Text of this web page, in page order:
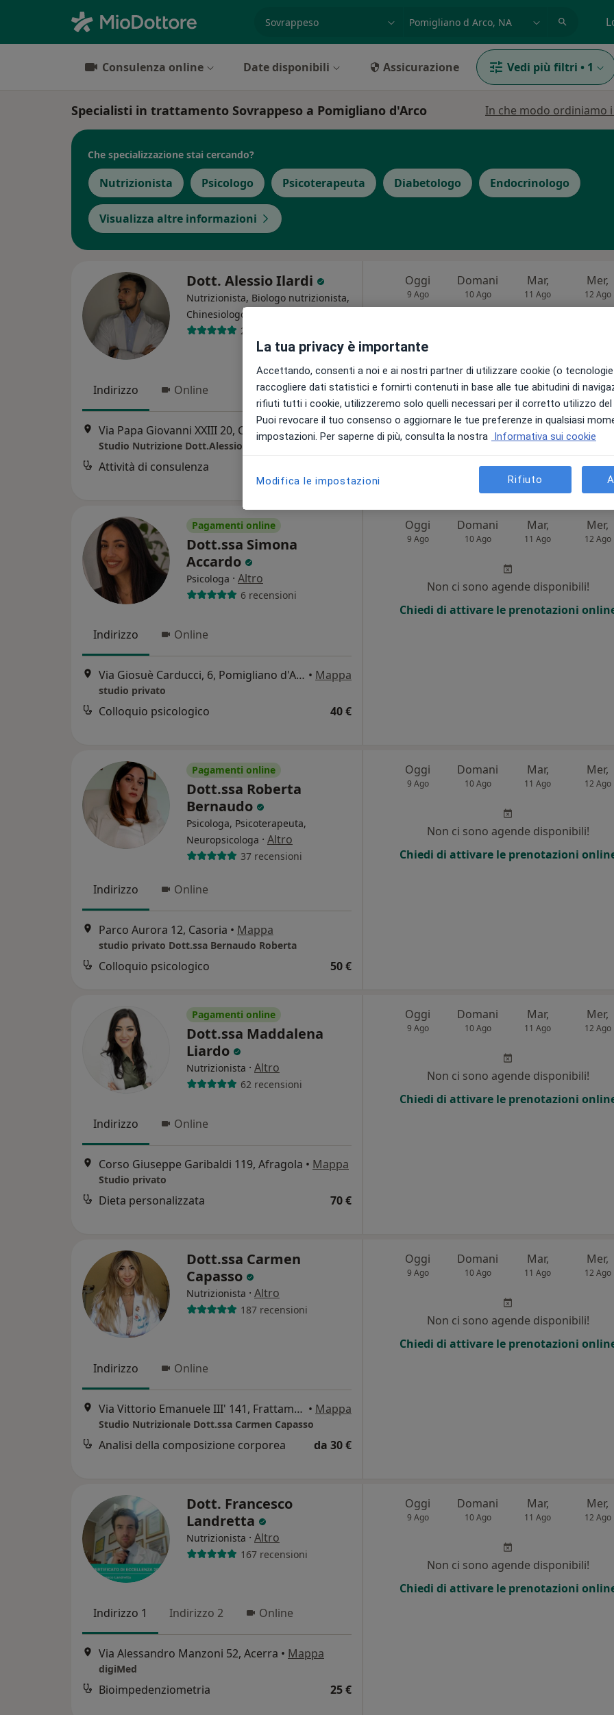
Consulenza online Date disponibili Assicurazione Vedi più filtri • 1
Specialisti in trattamento Sovrappeso a Pomigliano d'Arco In che modo ordiniamo
Che specializzazione stai cercando?
Nutrizionista Psicologo Psicoterapeuta Diabetologo Endocrinologo
Visualizza altre informazioni
Dott. Alessio Ilardi
Nutrizionista, Biologo nutrizionista,
Chinesiologo
21 recensioni
Indirizzo Online
Via Papa Giovanni XXIII 20, Casoria Mappa
Studio Nutrizione Dott.Alessio Ilardi
Attività di consulenza
Oggi
9 Ago
Domani
10 Ago
Mar,
11 Ago
Mer,
12 Ago
Non ci sono agende disponibili!
Chiedi di attivare le prenotazioni online
Pagamenti online
Dott.ssa Simona
Accardo
Psicologa · Altro
6 recensioni
Indirizzo Online
Via Giosuè Carducci, 6, Pomigliano d'Arco • Mappa
studio privato
Colloquio psicologico 40 €
Oggi
9 Ago
Domani
10 Ago
Mar,
11 Ago
Mer,
12 Ago
Non ci sono agende disponibili!
Chiedi di attivare le prenotazioni
Pagamenti online
Dott.ssa Roberta
Bernaudo
Psicologa, Psicoterapeuta,
Neuropsicologa · Altro
37 recensioni
Indirizzo Online
Parco Aurora 12, Casoria • Mappa
studio privato Dott.ssa Bernaudo Roberta
Colloquio psicologico 50 €
Oggi
9 Ago
Domani
10 Ago
Mar,
11 Ago
Mer,
12 Ago
Non ci sono agende disponibili!
Chiedi di attivare le prenotazioni
Pagamenti online
Dott.ssa Maddalena
Liardo
Nutrizionista · Altro
62 recensioni
Indirizzo Online
Corso Giuseppe Garibaldi 119, Afragola • Mappa
Studio privato
Dieta personalizzata 70 €
Oggi
9 Ago
Domani
10 Ago
Mar,
11 Ago
Mer,
12 Ago
Non ci sono agende disponibili!
Chiedi di attivare le prenotazioni
Dott.ssa Carmen
Capasso
Nutrizionista · Altro
187 recensioni
Indirizzo Online
Via Vittorio Emanuele III' 141, Frattamaggiore • Mappa
Studio Nutrizionale Dott.ssa Carmen Capasso
Analisi della composizione corporea da 30 €
Oggi
9 Ago
Domani
10 Ago
Mar,
11 Ago
Mer,
12 Ago
Non ci sono agende disponibili!
Chiedi di attivare le prenotazioni
Dott. Francesco
Landretta
Nutrizionista · Altro
167 recensioni
Indirizzo 1 Indirizzo 2 Online
Via Alessandro Manzoni 52, Acerra • Mappa
digiMed
Bioimpedenziometria 25 €
Oggi
9 Ago
Domani
10 Ago
Mar,
11 Ago
Mer,
12 Ago
Non ci sono agende disponibili!
Chiedi di attivare le prenotazioni
La tua privacy è importante
Accettando, consenti a noi e ai nostri partner di utilizzare cookie (o
raccogliere dati statistici e fornirti contenuti in base alle tue abitudini di
rifiuti tutti i cookie, utilizzeremo solo quelli necessari per il corretto utilizzo
Puoi revocare il tuo consenso o aggiornare le tue preferenze in qualsiasi
impostazioni. Per saperne di più, consulta la nostra Informativa sui cookie
Modifica le impostazioni Rifiuto